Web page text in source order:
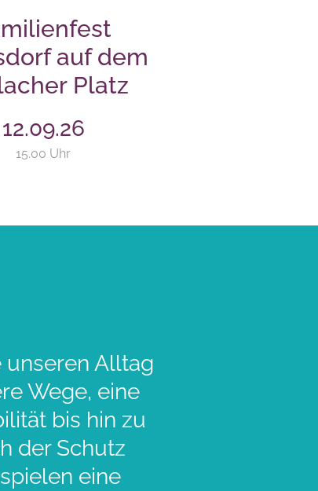
auf dem
Platz
12.09.26
15.00 Uhr
unseren Alltag
Wege, eine
bis hin zu
der Schutz
eine